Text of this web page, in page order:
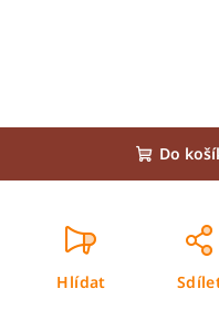
Do
Hlídat